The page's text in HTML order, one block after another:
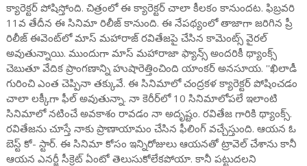
క్యారెక్టర్ పోషిస్తోంది. చిత్రంలో ఈ క్యారెక్టర్ చాలా కీలకం కానుందట. ఫిబ్రవరి
11వ తేదీన ఈ సినిమా రిలీజ్ కానుంది. ఈ నేపథ్యంలో తాజాగా జరిగిన ప్రీ
రిలీజ్ ఈవెంట్‌లో మాస్ మహారాజ్‌ రవితేజపై చేసిన కామెంట్స్ వైరల్
అవుతున్నాయి. ముందుగా మాస్ మహారాజా ఫ్యాన్స్ అందరికీ థ్యాంక్స్
చెబుతూ వేదిక ప్రాంగణాన్ని హుషారెత్తించింది యాంకర్ అనసూయ. ''ఖిలాడీ
గురించి ఎంత చెప్పినా తక్కువే. ఈ సినిమాలో చంద్రకళ క్యారెక్టర్ పోషించడం
చాలా లక్కీగా ఫీల్ అవుతున్నా. నా కెరీర్‌లో 10 సినిమాలోపలే ఇలాంటి
సినిమాలో నటించే అవకాశం రావడం నా అదృష్టం. రవితేజ గారికి థ్యాంక్స్.
రవితేజను చూస్తే నాకు ప్రాణాయామం చేసిన ఫీలింగ్ వచ్చేస్తుంది. ఆయన ఓ
బెస్ట్ కో- స్టార్. ఈ సినిమా కోసం ఇన్నిరోజులు ఆయనతో ట్రావెల్ చేశాను కానీ
ఆయన ఎనర్జీ సీక్రెట్ ఏంటో తెలుసుకోలేకపోయా. కానీ పట్టుదలని